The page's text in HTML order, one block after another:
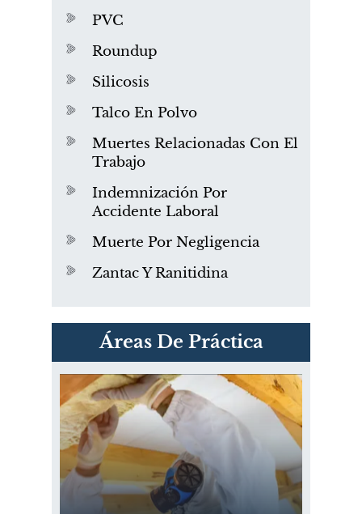
PVC
Roundup
Silicosis
Talco En Polvo
Muertes Relacionadas Con El
Trabajo
Indemnización Por
Accidente Laboral
Muerte Por Negligencia
Zantac Y Ranitidina
Áreas De Práctica
PVC Cloruro de polivinilo
Exposición